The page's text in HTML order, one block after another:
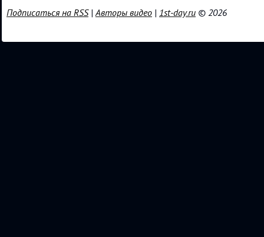
Подписаться на RSS|Авторы видео | 1st-day.ru © 2026